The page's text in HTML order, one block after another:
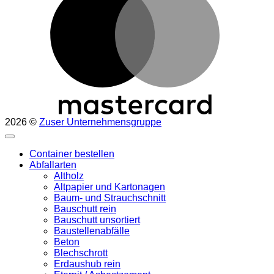
2026 © Zuser Unternehmensgruppe
Container bestellen
Abfallarten
Altholz
Altpapier und Kartonagen
Baum- und Strauchschnitt
Bauschutt rein
Bauschutt unsortiert
Baustellenabfälle
Beton
Blechschrott
Erdaushub rein